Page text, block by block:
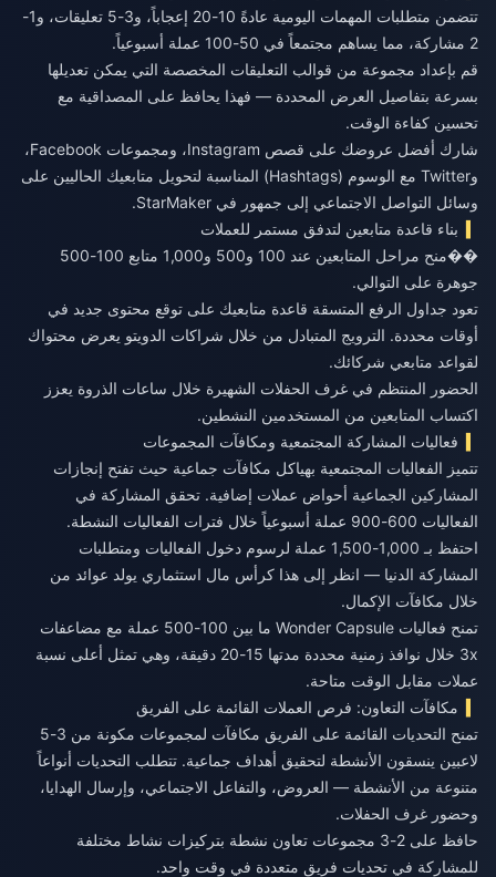
تتضمن متطلبات المهمات اليومية عادةً 10-20 إعجاباً، و3-5 تعليقات، و1-
2 مشاركة، مما يساهم مجتمعاً في 50-100 عملة أسبوعياً.
قم بإعداد مجموعة من قوالب التعليقات المخصصة التي يمكن تعديلها
بسرعة بتفاصيل العرض المحددة — فهذا يحافظ على المصداقية مع
تحسين كفاءة الوقت.
شارك أفضل عروضك على قصص Instagram، ومجموعات Facebook،
وTwitter مع الوسوم (Hashtags) المناسبة لتحويل متابعيك الحاليين على
وسائل التواصل الاجتماعي إلى جمهور في StarMaker.
بناء قاعدة متابعين لتدفق مستمر للعملات
��منح مراحل المتابعين عند 100 و500 و1,000 متابع 100-500
جوهرة على التوالي.
تعود جداول الرفع المتسقة قاعدة متابعيك على توقع محتوى جديد في
أوقات محددة. الترويج المتبادل من خلال شراكات الدويتو يعرض محتواك
لقواعد متابعي شركائك.
الحضور المنتظم في غرف الحفلات الشهيرة خلال ساعات الذروة يعزز
اكتساب المتابعين من المستخدمين النشطين.
فعاليات المشاركة المجتمعية ومكافآت المجموعات
تتميز الفعاليات المجتمعية بهياكل مكافآت جماعية حيث تفتح إنجازات
المشاركين الجماعية أحواض عملات إضافية. تحقق المشاركة في
الفعاليات 600-900 عملة أسبوعياً خلال فترات الفعاليات النشطة.
احتفظ بـ 1,000-1,500 عملة لرسوم دخول الفعاليات ومتطلبات
المشاركة الدنيا — انظر إلى هذا كرأس مال استثماري يولد عوائد من
خلال مكافآت الإكمال.
تمنح فعاليات Wonder Capsule ما بين 100-500 عملة مع مضاعفات
3x خلال نوافذ زمنية محددة مدتها 15-20 دقيقة، وهي تمثل أعلى نسبة
عملات مقابل الوقت متاحة.
مكافآت التعاون: فرص العملات القائمة على الفريق
تمنح التحديات القائمة على الفريق مكافآت لمجموعات مكونة من 3-5
لاعبين ينسقون الأنشطة لتحقيق أهداف جماعية. تتطلب التحديات أنواعاً
متنوعة من الأنشطة — العروض، والتفاعل الاجتماعي، وإرسال الهدايا،
وحضور غرف الحفلات.
حافظ على 2-3 مجموعات تعاون نشطة بتركيزات نشاط مختلفة
للمشاركة في تحديات فريق متعددة في وقت واحد.